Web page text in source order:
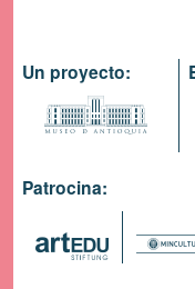
Un proyecto:
Patrocina: